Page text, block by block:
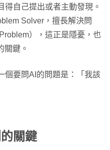
得自己提出或者主動發現。
Solver，擅長解決問
），這正是隱憂，也
關鍵。
個要問AI的問題是：「我該
關鍵